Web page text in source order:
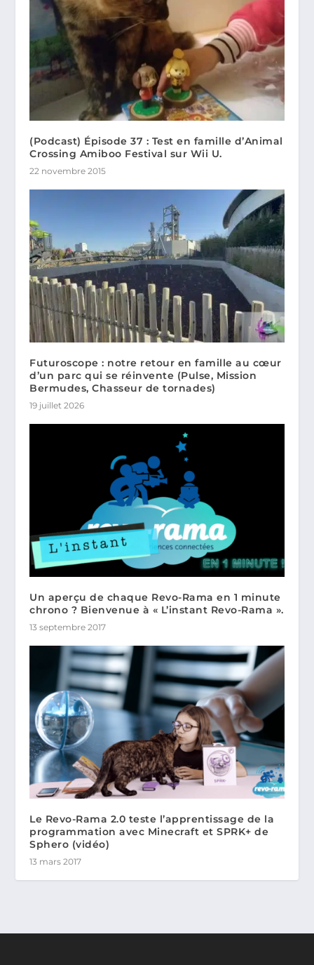
(Podcast) Épisode 37 : Test en famille d’Animal
Crossing Amiboo Festival sur Wii U.
22 novembre 2015
Futuroscope : notre retour en famille au cœur
d’un parc qui se réinvente (Pulse, Mission
Bermudes, Chasseur de tornades)
19 juillet 2026
Un aperçu de chaque Revo-Rama en 1 minute
chrono ? Bienvenue à « L’instant Revo-Rama ».
13 septembre 2017
Le Revo-Rama 2.0 teste l’apprentissage de la
programmation avec Minecraft et SPRK+ de
Sphero (vidéo)
13 mars 2017